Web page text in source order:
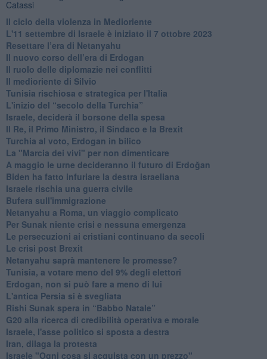
Catassi
Il ciclo della violenza in Medioriente
L'11 settembre di Israele è iniziato il 7 ottobre 2023
Resettare l’era di Netanyahu
​Il nuovo corso dell’era di Erdogan
Il ruolo delle diplomazie nei conflitti
Il medioriente di Silvio
Tunisia rischiosa e strategica per l'Italia
L'inizio del “secolo della Turchia”
Israele, deciderà il borsone della spesa
Il Re, il Primo Ministro, il Sindaco e la Brexit
Turchia al voto, Erdogan in bilico
La "Marcia dei vivi" per non dimenticare
A maggio le urne decideranno il futuro di Erdoğan
Biden ha fatto infuriare la destra israeliana
Israele rischia una guerra civile
Bufera sull'immigrazione
Netanyahu a Roma, un viaggio complicato
Per Sunak niente crisi e nessuna emergenza
Le persecuzioni ai cristiani continuano da secoli
Le crisi post Brexit
Netanyahu saprà mantenere le promesse?
Tunisia, a votare meno del 9% degli elettori
Erdogan, non si può fare a meno di lui
L'antica Persia si è svegliata
Rishi Sunak spera in “Babbo Natale”
G20 alla ricerca di credibilità operativa e morale
Israele, l'asse politico si sposta a destra
Iran, dilaga la protesta
Israele "Ogni cosa si acquista con un prezzo"